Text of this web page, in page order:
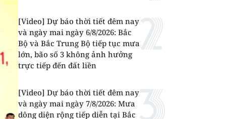
[Video] Dự báo thời tiết đêm nay
và ngày mai ngày 6/8/2026: Bắc
Bộ và Bắc Trung Bộ tiếp tục mưa
lớn, bão số 3 không ảnh hưởng
trực tiếp đến đất liền
[Video] Dự báo thời tiết đêm nay
và ngày mai ngày 7/8/2026: Mưa
dông diện rộng tiếp diễn tại Bắc